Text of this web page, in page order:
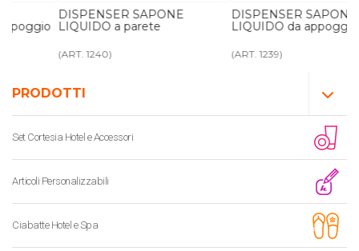
PRODOTTI
Set Cortesia Hotel e Accessori
Articoli Personalizzabili
Ciabatte Hotel e Spa
DISPENSER SAPONE
LIQUIDO a parete
(ART. 1240)
DISPENSER SAPONE
LIQUIDO da appoggio
(ART. 1239)